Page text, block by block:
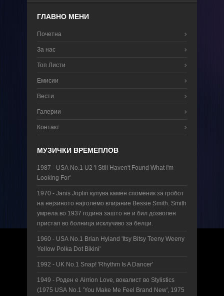
ГЛАВНО МЕНИ
Почетна
За нас
Топ Листи
Емисии
Вести
Галерии
Контакт
МУЗИЧКИ ВРЕМЕПЛОВ
1987 - USА No.1 U2 'I Still Haven't Found What I'm
Looking For'
1970 - Janis Joplin купува камен споменик за гробот
на нејзиното најголемо влијание Bessie Smith. Smith
умрела во 1937 година зашто не и бил дозволен
пристап во болница исклучиво за белци.
1960 - UЅА No.1 Brian Hyland 'Itsy Bitsy Teeny Weeny
Yellow Polka Dot Bikini'
1992 - UK No.1 Snap! 'Rhythm Is A Dancer'
1949 - Роден е Airrion Love, вокалист во Stylistics
(1975 USА No.1 'You Make Me Feel Brand New', 1975